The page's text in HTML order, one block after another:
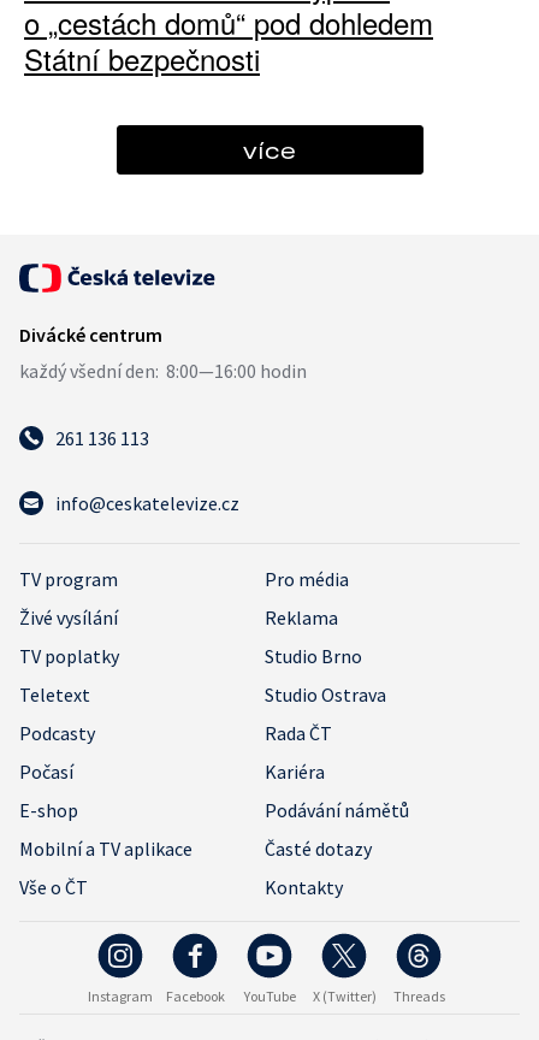
o „cestách domů“ pod dohledem
Státní bezpečnosti
více
261 136 113
info@ceskatelevize.cz
TV program
Pro média
Živé vysílání
Reklama
TV poplatky
Studio Brno
Teletext
Studio Ostrava
Podcasty
Rada ČT
Počasí
Kariéra
E-shop
Podávání námětů
Mobilní a TV aplikace
Časté dotazy
Vše o ČT
Kontakty
Instagram Facebook YouTube X (Twitter) Threads